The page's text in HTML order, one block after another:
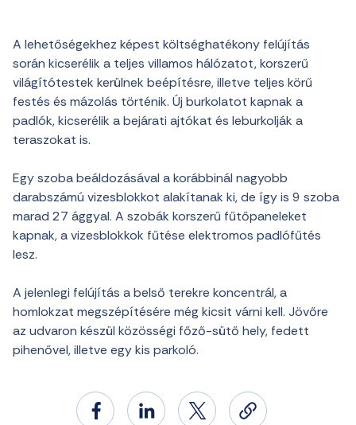
A lehetőségekhez képest költséghatékony felújítás
során kicserélik a teljes villamos hálózatot, korszerű
világítótestek kerülnek beépítésre, illetve teljes körű
festés és mázolás történik. Új burkolatot kapnak a
padlók, kicserélik a bejárati ajtókat és leburkolják a
teraszokat is.
Egy szoba beáldozásával a korábbinál nagyobb
darabszámú vizesblokkot alakítanak ki, de így is 9 szoba
marad 27 ággyal. A szobák korszerű fűtőpaneleket
kapnak, a vizesblokkok fűtése elektromos padlófűtés
lesz.
A jelenlegi felújítás a belső terekre koncentrál, a
homlokzat megszépítésére még kicsit várni kell. Jövőre
az udvaron készül közösségi főző-sütő hely, fedett
pihenővel, illetve egy kis parkoló.